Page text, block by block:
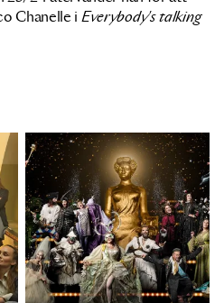
Chanelle i Everybody's talking